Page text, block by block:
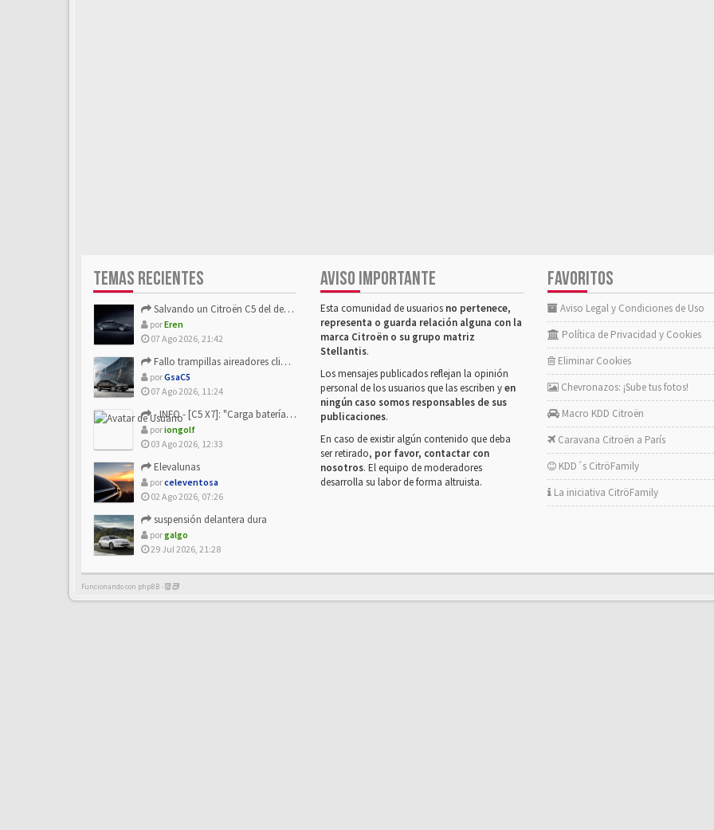
TEMAS RECIENTES
Salvando un Citroën C5 del desguace: Presentación y seguimiento
porEren
07 Ago 2026, 21:42
Fallo trampillas aireadores climatizador
porGsaC5
07 Ago 2026, 11:24
- INFO - [C5 X7]: "Carga batería o alimentación eléctri...
poriongolf
03 Ago 2026, 12:33
Elevalunas
porceleventosa
02 Ago 2026, 07:26
suspensión delantera dura
porgalgo
29 Jul 2026, 21:28
AVISO IMPORTANTE
Esta comunidad de usuarios no pertenece,
representa o guarda relación alguna con la
marca Citroën o su grupo matriz
Stellantis.
Los mensajes publicados reflejan la opinión
personal de los usuarios que las escriben yen
ningún caso somos responsables de sus
publicaciones.
En caso de existir algún contenido que deba
ser retirado, por favor, contactar con
nosotros. El equipo de moderadores
desarrolla su labor de forma altruista.
FAVORITOS
Aviso Legal y Condiciones de Uso
Política de Privacidad y Cookies
Eliminar Cookies
Chevronazos: ¡Sube tus fotos!
Macro KDD Citroën
Caravana Citroën a París
KDD´s CitröFamily
La iniciativa CitröFamily
Funcionando con phpBB -